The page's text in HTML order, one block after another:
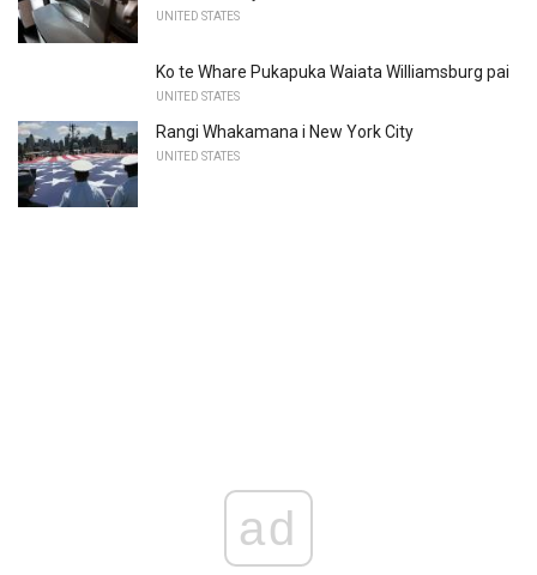
UNITED STATES
Ko te Whare Pukapuka Waiata Williamsburg pai
UNITED STATES
Rangi Whakamana i New York City
UNITED STATES
ad